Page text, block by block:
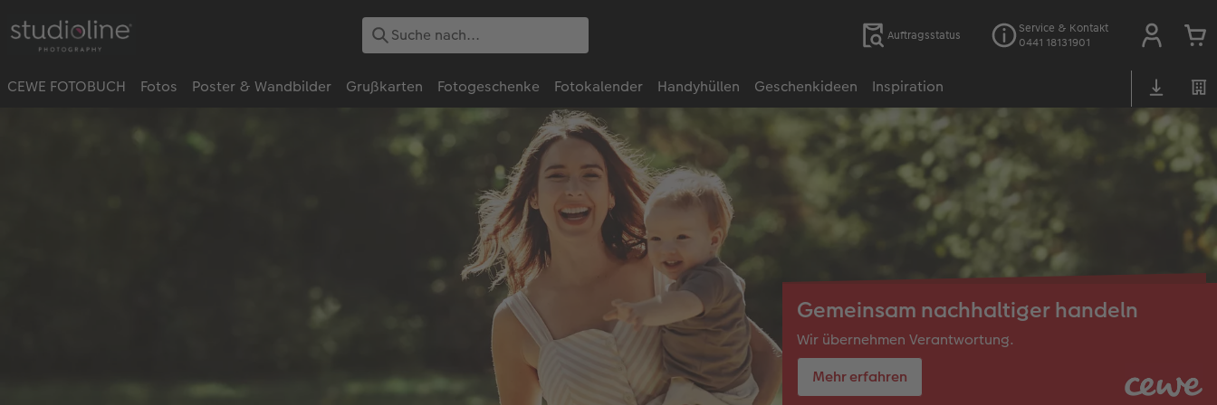
Auftragsstatus
Service & Kontakt
0441 18131901
CEWE FOTOBUCH Fotos Poster & Wandbilder Grußkarten Fotogeschenke Fotokalender Handyhüllen Geschenkideen Inspiration
Gemeinsam nachhaltiger handeln
Wir übernehmen Verantwortung.
Mehr erfahren